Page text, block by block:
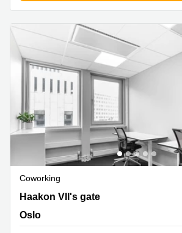
Coworking
Haakon VII's gate 6, Oslo
Haakon VII's gate
Oslo